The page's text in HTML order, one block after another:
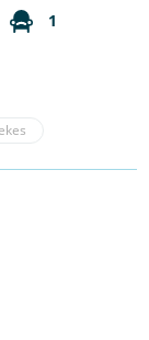
1